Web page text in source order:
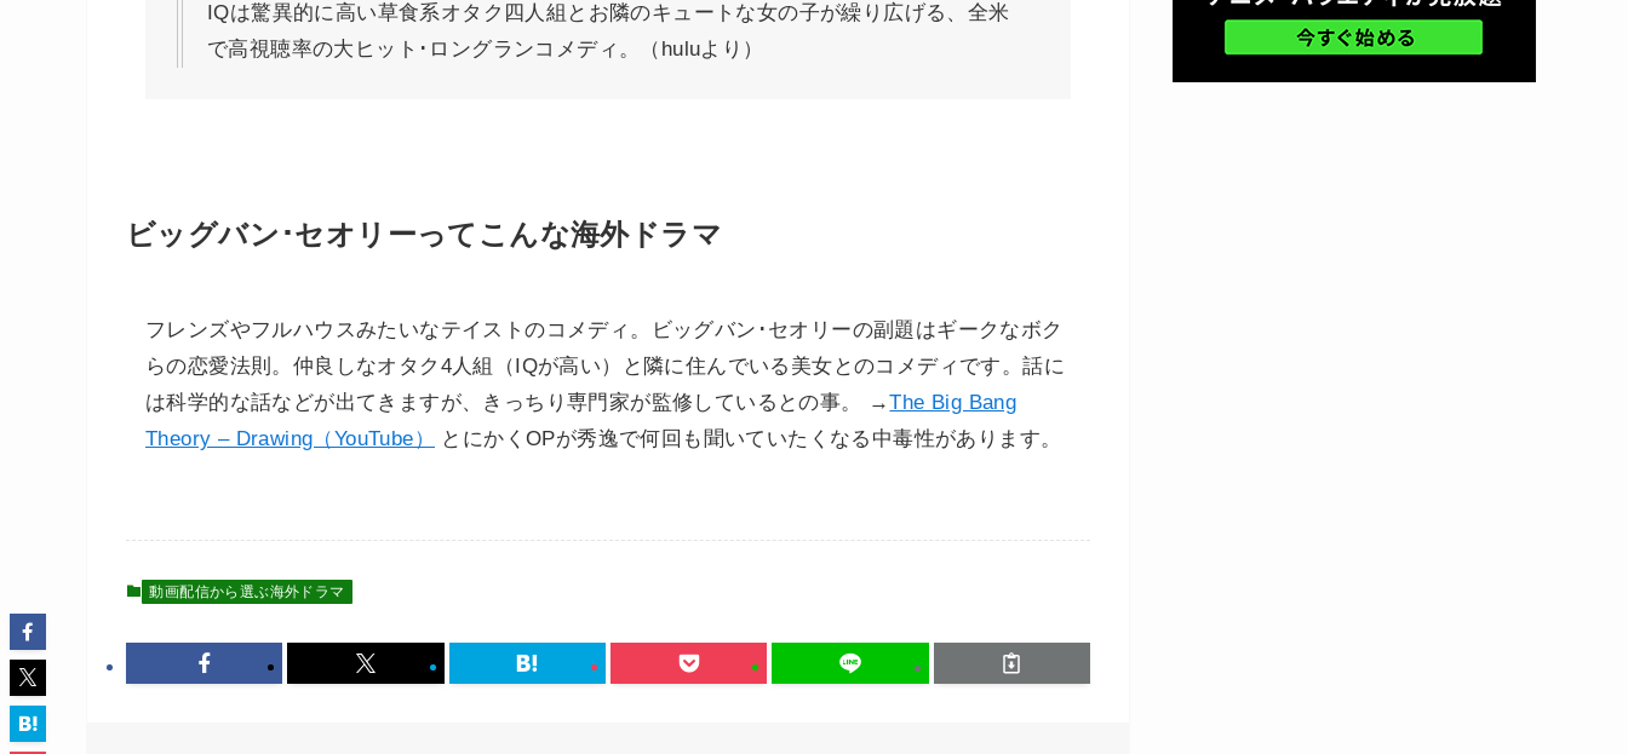
IQは驚異的に高い草食系オタク四人組とお隣のキュートな女の子が繰り広げる、全米
で高視聴率の大ヒット･ロングランコメディ。（huluより）
ビッグバン･セオリーってこんな海外ドラマ
フレンズやフルハウスみたいなテイストのコメディ。ビッグバン･セオリーの副題はギークなボク
らの恋愛法則。仲良しなオタク4人組（IQが高い）と隣に住んでいる美女とのコメディです。話に
は科学的な話などが出てきますが、きっちり専門家が監修しているとの事。 →The Big Bang
Theory – Drawing（YouTube）
とにかくOPが秀逸で何回も聞いていたくなる中毒性があります。
動画配信から選ぶ海外ドラマ